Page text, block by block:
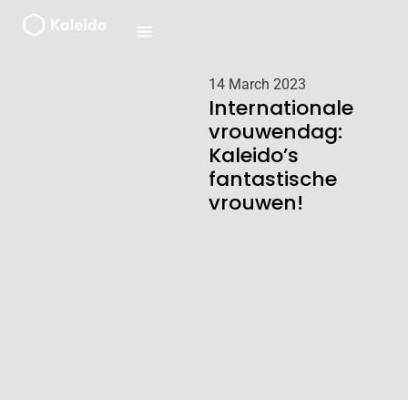
naar
14 March 2023
Internationale
vrouwendag:
Kaleido’s
fantastische
vrouwen!